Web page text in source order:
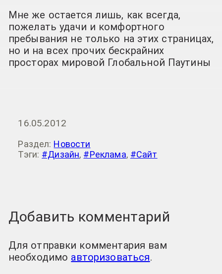
Мне же остается лишь, как всегда,
пожелать удачи и комфортного
пребывания не только на этих страницах,
но и на всех прочих бескрайних
просторах мировой Глобальной Паутины
16.05.2012
Раздел: Новости
Тэги: #Дизайн, #Реклама, #Сайт
Добавить комментарий
Для отправки комментария вам
необходимо авторизоваться.